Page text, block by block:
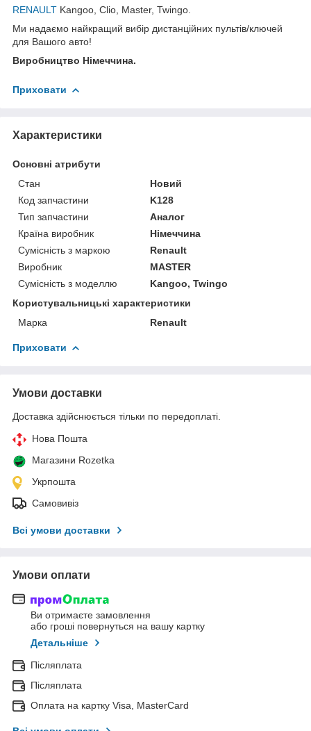
RENAULT Kangoo, Clio, Master, Twingo.
Ми надаємо найкращий вибір дистанційних пультів/ключей
для Вашого авто!
Виробництво Німеччина.
Приховати
Характеристики
Основні атрибути
Стан
Новий
Код запчастини
K128
Тип запчастини
Аналог
Країна виробник
Німеччина
Сумісність з маркою
Renault
Виробник
MASTER
Сумісність з моделлю
Kangoo, Twingo
Користувальницькі характеристики
Марка
Renault
Приховати
Умови доставки
Доставка здійснюється тільки по передоплаті.
Нова Пошта
Магазини Rozetka
Укрпошта
Самовивіз
Всі умови доставки
Умови оплати
Ви отримаєте замовлення
або гроші повернуться на вашу картку
Детальніше
Післяплата
Післяплата
Оплата на картку Visa, MasterCard